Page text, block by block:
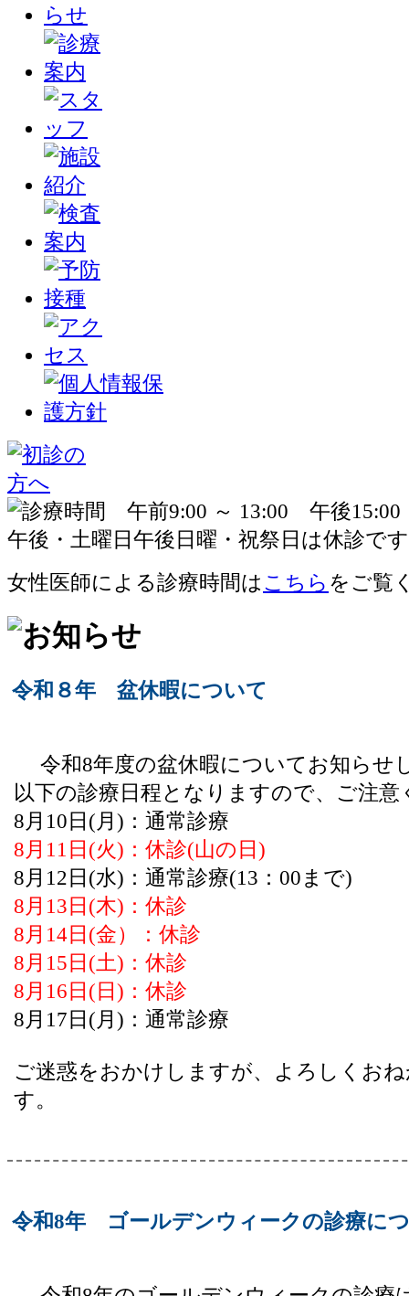
女性医師による診療時間は こちら をご覧
令和８年 盆休暇について
令和8年度の盆休暇についてお知らせ
以下の診療日程となりますので、ご注意
8月10日(月)：通常診療
8月11日(火)：休診(山の日)
8月12日(水)：通常診療(13：00まで)
8月13日(木)：休診
8月14日(金）：休診
8月15日(土)：休診
8月16日(日)：休診
8月17日(月)：通常診療
ご迷惑をおかけしますが、よろしくお
す。
令和8年 ゴールデンウィークの診療に